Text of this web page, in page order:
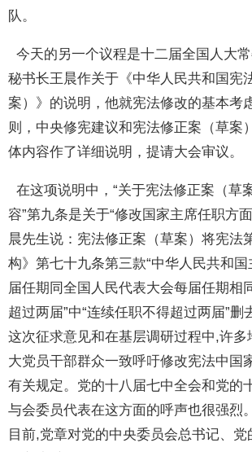
队。
今天的另一个议程是十二届全国人大
秘书长王晨作关于《中华人民共和国宪
案）》的说明，他就宪法修改的基本考
则，中央修宪建议和宪法修正案（草案
体内容作了详细说明，提请大会审议。
在这项说明中，“关于宪法修正案（草
容”第九条是关于“修改国家主席任职方
晨先生说：宪法修正案（草案）将宪法
构》第七十九条第三款“中华人民共和
届任期同全国人民代表大会每届任期相
超过两届”中“连续任职不得超过两届”删
这次征求意见和在基层调研过程中,许多
大党员干部群众一致呼吁修改宪法中国
有关规定。党的十八届七中全会和党的
与会委员代表在这方面的呼声也很强烈
目前,党章对党的中央委员会总书记、党